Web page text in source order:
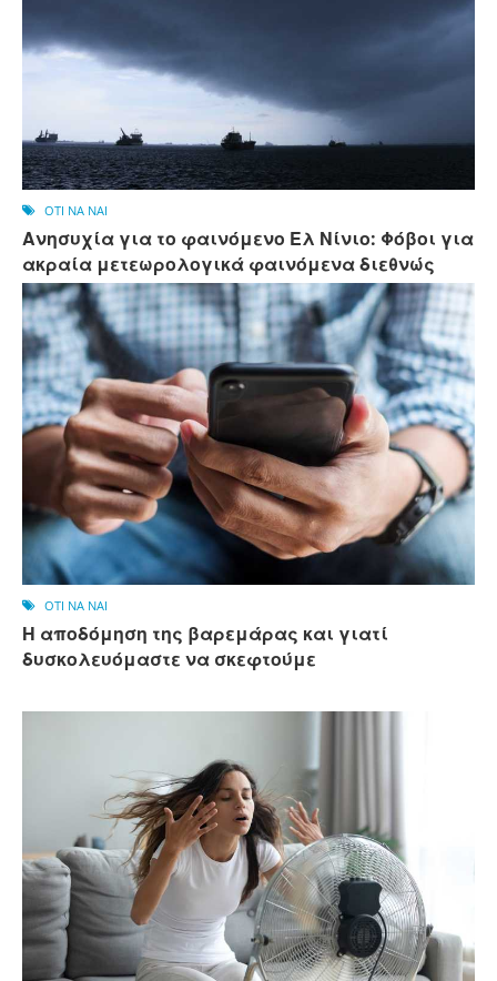
OTI NA NAI
Ανησυχία για το φαινόμενο Ελ Νίνιο: Φόβοι για
ακραία μετεωρολογικά φαινόμενα διεθνώς
OTI NA NAI
Η αποδόμηση της βαρεμάρας και γιατί
δυσκολευόμαστε να σκεφτούμε